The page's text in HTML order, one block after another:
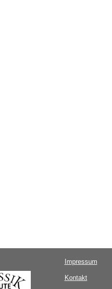
Impressum
Kontakt